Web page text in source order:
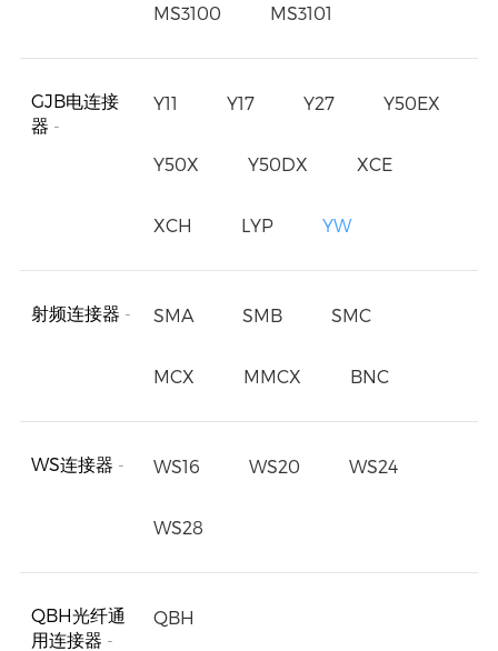
MS3100 MS3101
GJB电连接
器 -
Y11 Y17 Y27 Y50EX
Y50X Y50DX XCE
XCH LYP YW
射频连接器 - SMA SMB SMC
MCX MMCX BNC
WS连接器 - WS16 WS20 WS24
WS28
QBH光纤通
用连接器 -
QBH